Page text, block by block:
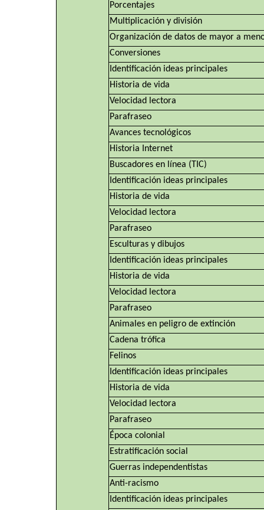
Porcentajes
Multiplicación y división
Organización de datos de mayor a
Conversiones
Identificación ideas principales
Historia de vida
Velocidad lectora
Parafraseo
Avances tecnológicos
Historia Internet
Buscadores en línea (TIC)
Identificación ideas principales
Historia de vida
Velocidad lectora
Parafraseo
Esculturas y dibujos
Identificación ideas principales
Historia de vida
Velocidad lectora
Parafraseo
Animales en peligro de extinción
Cadena trófica
Felinos
Identificación ideas principales
Historia de vida
Velocidad lectora
Parafraseo
Época colonial
Estratificación social
Guerras independentistas
Anti-racismo
Identificación ideas principales